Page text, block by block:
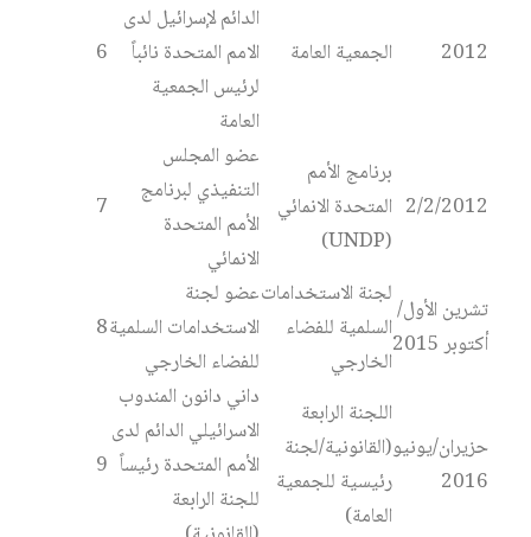
2012 الجمعية العامة
الدائم لإسرائيل لدى
الامم المتحدة نائباً
لرئيس الجمعية
العامة
6
2/2/2012
برنامج الأمم
المتحدة الانمائي
(UNDP)
عضو المجلس
التنفيذي لبرنامج
الأمم المتحدة
الانمائي
7
تشرين الأول/
أكتوبر 2015
لجنة الاستخدامات
السلمية للفضاء
الخارجي
عضو لجنة
الاستخدامات السلمية
للفضاء الخارجي
8
حزيران/يونيو
2016
اللجنة الرابعة
(القانونية/لجنة
رئيسية للجمعية
العامة)
داني دانون المندوب
الاسرائيلي الدائم لدى
الأمم المتحدة رئيساً
للجنة الرابعة
9